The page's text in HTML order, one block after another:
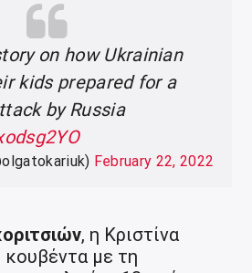
on how Ukrainian
kids prepared for a
by Russia
February 22, 2022
, η Κριστίνα
με τη